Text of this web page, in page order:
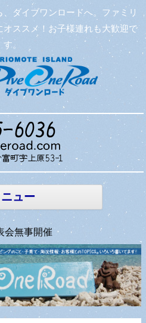
ダイブワンロードへ。ファミリ
ススメ！お子様連れも大歓迎で
す。
ュー
コンテン
会無事開催